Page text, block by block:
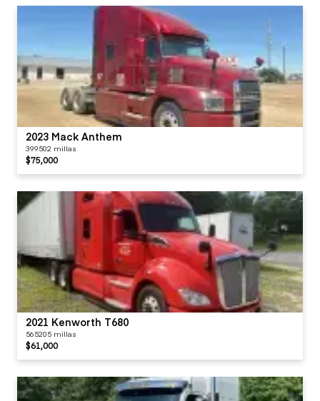
2023 Mack Anthem
399502 millas
$75,000
2021 Kenworth T680
565205 millas
$61,000